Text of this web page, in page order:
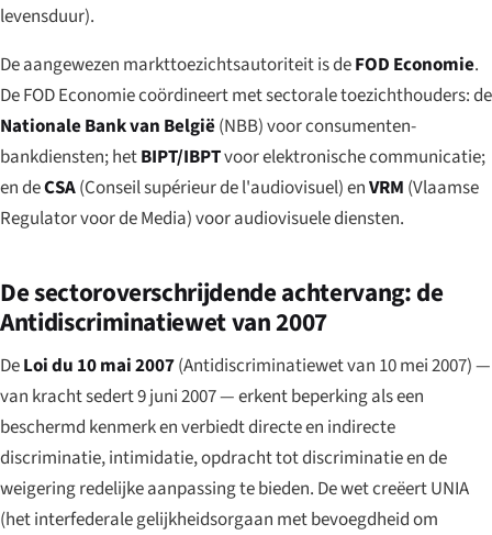
levensduur).
De aangewezen markttoezichtsautoriteit is deFOD Economie.
De FOD Economie coördineert met sectorale toezichthouders: de
Nationale Bank van België(NBB) voor consumenten-
bankdiensten; hetBIPT/IBPTvoor elektronische communicatie;
en deCSA(Conseil supérieur de l'audiovisuel) enVRM (Vlaamse
Regulator voor de Media) voor audiovisuele diensten.
De sectoroverschrijdende achtervang: de
Antidiscriminatiewet van 2007
DeLoi du 10 mai 2007(Antidiscriminatiewet van 10 mei 2007) —
van kracht sedert 9 juni 2007 — erkent beperking als een
beschermd kenmerk en verbiedt directe en indirecte
discriminatie, intimidatie, opdracht tot discriminatie en de
weigering redelijke aanpassing te bieden. De wet creëert UNIA
(het interfederale gelijkheidsorgaan met bevoegdheid om